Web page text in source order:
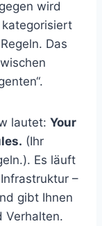
wird
Das
lautet: Your
(Ihr
Es läuft
–
gibt Ihnen
Verhalten.